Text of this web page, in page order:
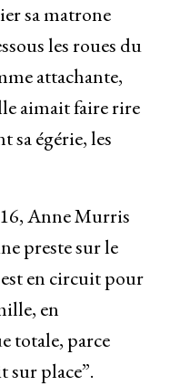
sa matrone
les roues du
attachante,
aimait faire rire
sa égérie, les
Anne Murris
preste sur le
en circuit pour
en
totale, parce
sur place”.